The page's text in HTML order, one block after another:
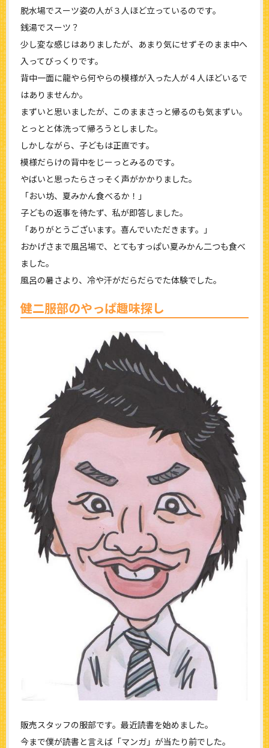
脱水場でスーツ姿の人が３人ほど立っているのです。
銭湯でスーツ？
少し変な感じはありましたが、あまり気にせずそのまま中へ
入ってびっくりです。
背中一面に龍やら何やらの模様が入った人が４人ほどいるで
はありませんか。
まずいと思いましたが、このままさっと帰るのも気まずい。
とっとと体洗って帰ろうとしました。
しかしながら、子どもは正直です。
模様だらけの背中をじーっとみるのです。
やばいと思ったらさっそく声がかかりました。
「おい坊、夏みかん食べるか！」
子どもの返事を待たず、私が即答しました。
「ありがとうございます。喜んでいただきます。」
おかげさまで風呂場で、とてもすっぱい夏みかん二つも食べ
ました。
風呂の暑さより、冷や汗がだらだらでた体験でした。
健二服部のやっぱ趣味探し
販売スタッフの服部です。最近読書を始めました。
今まで僕が読書と言えば「マンガ」が当たり前でした。